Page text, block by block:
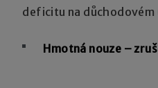
deficitu na důchodovém
Hmotná nouze –